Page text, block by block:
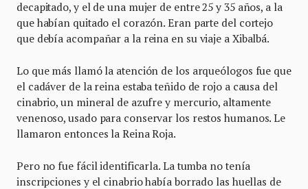
decapitado, y el de una mujer de entre 25 y 35 años, a la
que habían quitado el corazón. Eran parte del cortejo
que debía acompañar a la reina en su viaje a Xibalbá.
Lo que más llamó la atención de los arqueólogos fue que
el cadáver de la reina estaba teñido de rojo a causa del
cinabrio, un mineral de azufre y mercurio, altamente
venenoso, usado para conservar los restos humanos. Le
llamaron entonces la Reina Roja.
Pero no fue fácil identificarla. La tumba no tenía
inscripciones y el cinabrio había borrado las huellas de